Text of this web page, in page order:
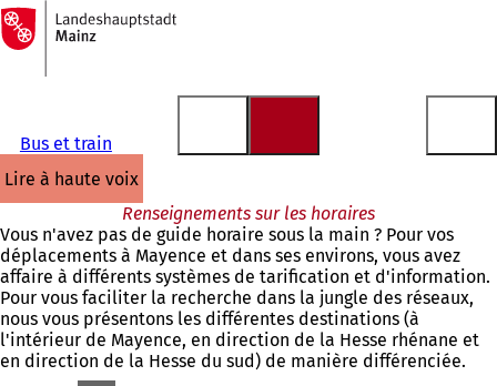
Accéder au contenu
Vers
la
page
d'accueil
Bus et train
lire à haute voix
Renseignements sur les horaires
Vous n'avez pas de guide horaire sous la main ? Pour vos
déplacements à Mayence et dans ses environs, vous avez
affaire à différents systèmes de tarification et d'information.
Pour vous faciliter la recherche dans la jungle des réseaux,
nous vous présentons les différentes destinations (à
l'intérieur de Mayence, en direction de la Hesse rhénane et
en direction de la Hesse du sud) de manière différenciée.